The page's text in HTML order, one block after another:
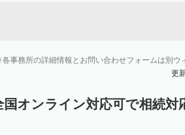
各事務所の詳細情報とお問い合わせフォームは別ウ
更
オンライン対応可で相続対